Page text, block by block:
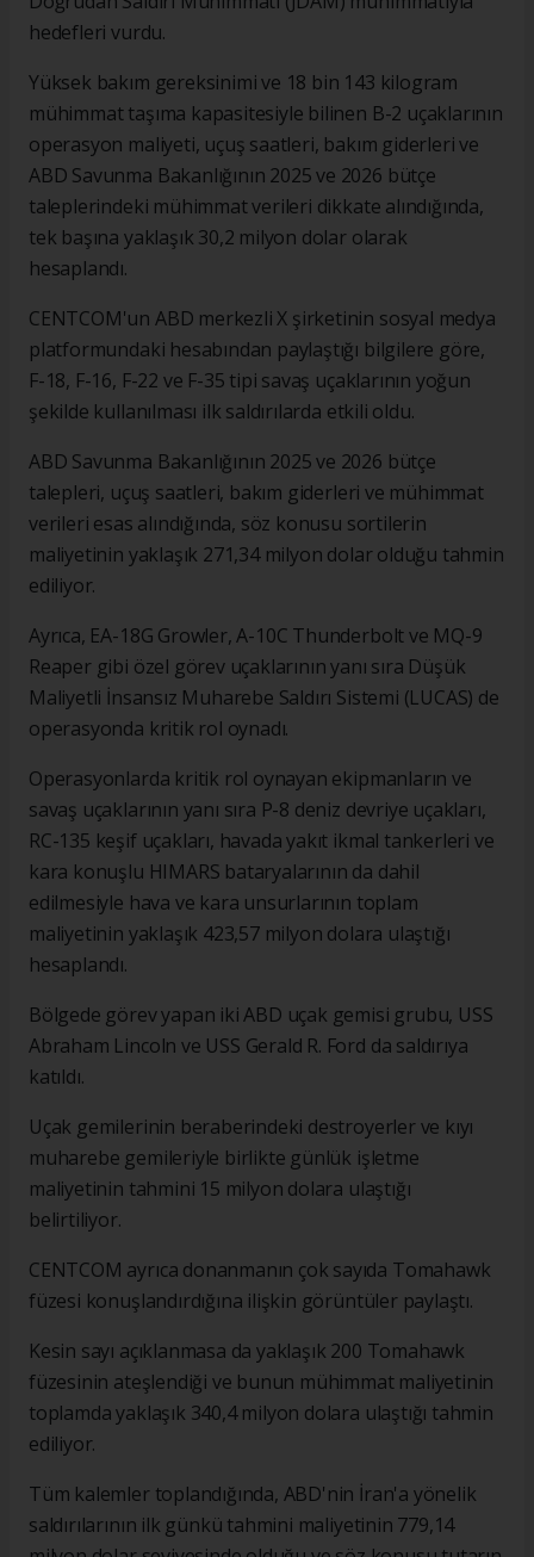
hedefleri vurdu.
Yüksek bakım gereksinimi ve 18 bin 143 kilogram
mühimmat taşıma kapasitesiyle bilinen B-2 uçaklarının
operasyon maliyeti, uçuş saatleri, bakım giderleri ve
ABD Savunma Bakanlığının 2025 ve 2026 bütçe
taleplerindeki mühimmat verileri dikkate alındığında,
tek başına yaklaşık 30,2 milyon dolar olarak
hesaplandı.
CENTCOM'un ABD merkezli X şirketinin sosyal medya
platformundaki hesabından paylaştığı bilgilere göre,
F-18, F-16, F-22 ve F-35 tipi savaş uçaklarının yoğun
şekilde kullanılması ilk saldırılarda etkili oldu.
ABD Savunma Bakanlığının 2025 ve 2026 bütçe
talepleri, uçuş saatleri, bakım giderleri ve mühimmat
verileri esas alındığında, söz konusu sortilerin
maliyetinin yaklaşık 271,34 milyon dolar olduğu tahmin
ediliyor.
Ayrıca, EA-18G Growler, A-10C Thunderbolt ve MQ-9
Reaper gibi özel görev uçaklarının yanı sıra Düşük
Maliyetli İnsansız Muharebe Saldırı Sistemi (LUCAS) de
operasyonda kritik rol oynadı.
Operasyonlarda kritik rol oynayan ekipmanların ve
savaş uçaklarının yanı sıra P-8 deniz devriye uçakları,
RC-135 keşif uçakları, havada yakıt ikmal tankerleri ve
kara konuşlu HIMARS bataryalarının da dahil
edilmesiyle hava ve kara unsurlarının toplam
maliyetinin yaklaşık 423,57 milyon dolara ulaştığı
hesaplandı.
Bölgede görev yapan iki ABD uçak gemisi grubu, USS
Abraham Lincoln ve USS Gerald R. Ford da saldırıya
katıldı.
Uçak gemilerinin beraberindeki destroyerler ve kıyı
muharebe gemileriyle birlikte günlük işletme
maliyetinin tahmini 15 milyon dolara ulaştığı
belirtiliyor.
CENTCOM ayrıca donanmanın çok sayıda Tomahawk
füzesi konuşlandırdığına ilişkin görüntüler paylaştı.
Kesin sayı açıklanmasa da yaklaşık 200 Tomahawk
füzesinin ateşlendiği ve bunun mühimmat maliyetinin
toplamda yaklaşık 340,4 milyon dolara ulaştığı tahmin
ediliyor.
Tüm kalemler toplandığında, ABD'nin İran'a yönelik
saldırılarının ilk günkü tahmini maliyetinin 779,14